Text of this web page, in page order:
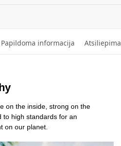
Papildoma informacija
on the inside, strong on the
to high standards for an
on our planet.